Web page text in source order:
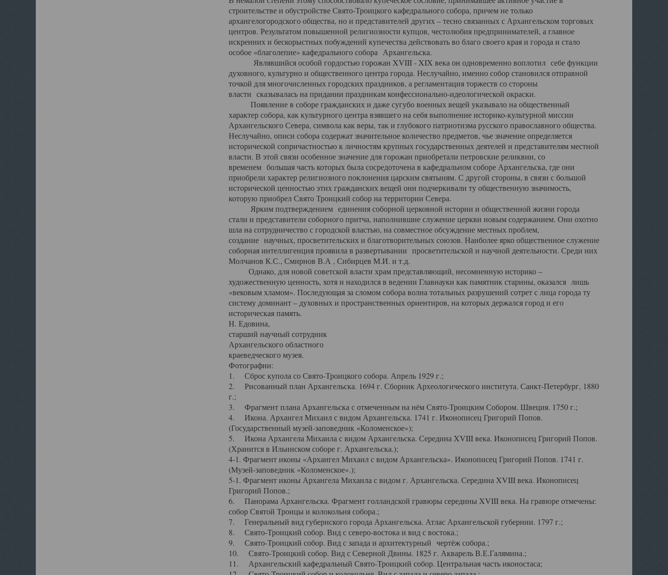
строительстве и обустройстве Свято-Троицкого кафедрального собора, причем не только
архангелогородского общества, но и представителей других – тесно связанных с Архангельском торговых
центров. Результатом повышенной религиозности купцов, честолюбия предпринимателей, а главное
искренних и бескорыстных побуждений купечества действовать во благо своего края и города и стало
особое «благолепие» кафедрального собора Архангельска.
Являвшийся особой гордостью горожан XVIII - XIX века он одновременно воплотил себе функции
духовного, культурно и общественного центра города. Неслучайно, именно собор становился отправной
точкой для многочисленных городских праздников, а регламентация торжеств со стороны
власти сказывалась на придании праздникам конфессионально-идеологической окраски.
Появление в соборе гражданских и даже сугубо военных вещей указывало на общественный
характер собора, как культурного центра взявшего на себя выполнение историко-культурной миссии
Архангельского Севера, символа как веры, так и глубокого патриотизма русского православного общества.
Неслучайно, описи собора содержат значительное количество предметов, чье значение определяется
исторической сопричастностью к личностям крупных государственных деятелей и представителям местной
власти. В этой связи особенное значение для горожан приобретали петровские реликвии, со
временем большая часть которых была сосредоточена в кафедральном соборе Архангельска, где они
приобрели характер религиозного поклонения царским святыням. С другой стороны, в связи с большой
исторической ценностью этих гражданских вещей они подчеркивали ту общественную значимость,
которую приобрел Свято Троицкий собор на территории Севера.
Ярким подтверждением единения соборной церковной истории и общественной жизни города
стали и представители соборного притча, наполнившие служение церкви новым содержанием. Они охотно
шла на сотрудничество с городской властью, на совместное обсуждение местных проблем,
создание научных, просветительских и благотворительных союзов. Наиболее ярко общественное служение
соборная интеллигенция проявила в развертывании просветительской и научной деятельности. Среди них
Молчанов К.С., Смирнов В.А , Сибирцев М.И. и т.д.
Однако, для новой советской власти храм представляющий, несомненную историко –
художественную ценность, хотя и находился в ведении Главнауки как памятник старины, оказался лишь
«вековым хламом». Последующая за сломом собора волна тотальных разрушений сотрет с лица города ту
систему доминант – духовных и пространственных ориентиров, на которых держался город и его
историческая память.
Н. Едовина,
старший научный сотрудник
Архангельского областного
краеведческого музея.
Фотографии:
1. Сброс купола со Свято-Троицкого собора. Апрель 1929 г.;
2. Рисованный план Архангельска. 1694 г. Сборник Археологического института. Санкт-Петербург, 1880
г.;
3. Фрагмент плана Архангельска с отмеченным на нём Свято-Троицким Собором. Швеция. 1750 г.;
4. Икона. Архангел Михаил с видом Архангельска. 1741 г. Иконописец Григорий Попов.
(Государственный музей-заповедник «Коломенское»);
5. Икона Архангела Михаила с видом Архангельска. Середина XVIII века. Иконописец Григорий Попов.
(Хранится в Ильинском соборе г. Архангельска.);
4-1. Фрагмент иконы «Архангел Михаил с видом Архангельска». Иконописец Григорий Попов. 1741 г.
(Музей-заповедник «Коломенское».);
5-1. Фрагмент иконы Архангела Михаила с видом г. Архангельска. Середина XVIII века. Иконописец
Григорий Попов.;
6. Панорама Архангельска. Фрагмент голландской гравюры середины XVIII века. На гравюре отмечены:
собор Святой Троицы и колокольня собора.;
7. Генеральный вид губернского города Архангельска. Атлас Архангельской губернии. 1797 г.;
8. Свято-Троицкий собор. Вид с северо-востока и вид с востока.;
9. Свято-Троицкий собор. Вид с запада и архитектурный чертёж собора.;
10. Свято-Троицкий собор. Вид с Северной Двины. 1825 г. Акварель В.Е.Галямина.;
11. Архангельский кафедральный Свято-Троицкий собор. Центральная часть иконостаса;